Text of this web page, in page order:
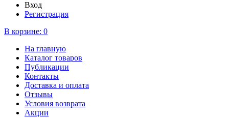
Вход
Регистрация
В корзине: 0
На главную
Каталог товаров
Публикации
Контакты
Доставка и оплата
Отзывы
Условия возврата
Акции